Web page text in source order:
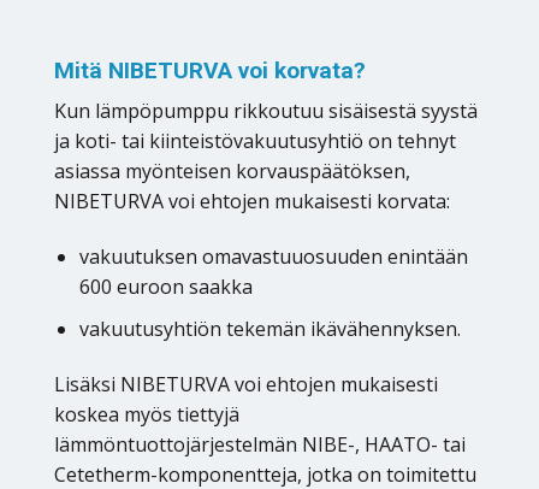
Mitä NIBETURVA voi korvata?
Kun lämpöpumppu rikkoutuu sisäisestä syystä
ja koti- tai kiinteistövakuutusyhtiö on tehnyt
asiassa myönteisen korvauspäätöksen,
NIBETURVA voi ehtojen mukaisesti korvata:
vakuutuksen omavastuuosuuden enintään
600 euroon saakka
vakuutusyhtiön tekemän ikävähennyksen.
Lisäksi NIBETURVA voi ehtojen mukaisesti
koskea myös tiettyjä
lämmöntuottojärjestelmän NIBE-, HAATO- tai
Cetetherm-komponentteja, jotka on toimitettu